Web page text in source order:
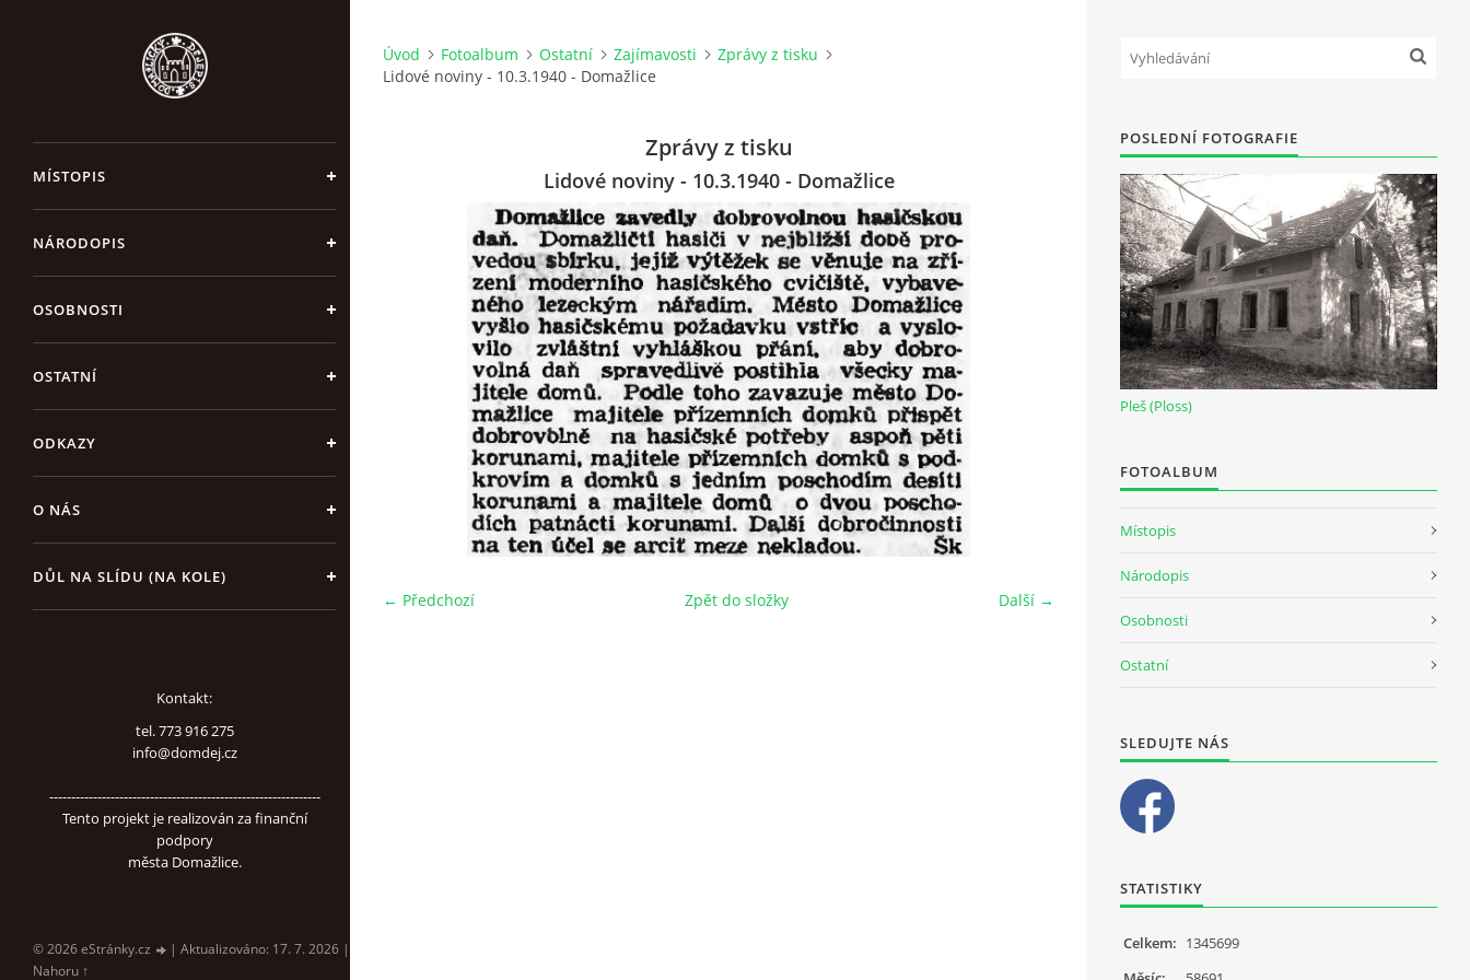
MÍSTOPIS
NÁRODOPIS
OSOBNOSTI
OSTATNÍ
ODKAZY
O NÁS
DŮL NA SLÍDU (NA KOLE)
Kontakt:
tel. 773 916 275
info@domdej.cz
--------------------------------------------------------------
Tento projekt je realizován za finanční
podpory
města Domažlice.
© 2026 eStránky.cz | Aktualizováno: 17. 7. 2026 |
Nahoru ↑
Úvod Fotoalbum Ostatní Zajímavosti
Zprávy z tisku
Lidové noviny - 10.3.1940 - Domažlice
Zprávy z tisku
Lidové noviny - 10.3.1940 - Domažlice
← Předchozí Další →
Zpět do složky
POSLEDNÍ FOTOGRAFIE
Pleš (Ploss)
FOTOALBUM
Místopis
Národopis
Osobnosti
Ostatní
SLEDUJTE NÁS
STATISTIKY
Celkem: 1345699